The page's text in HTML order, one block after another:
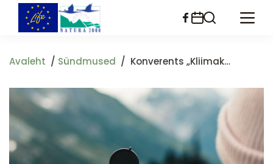
Liigu
edasi
põhisisu
Avaleht Sündmused Konverents „Kliimakompass 2025: Kohanemise Kunst Teaduse Valguses“